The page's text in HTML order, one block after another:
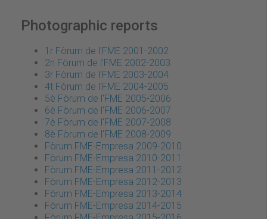
Photographic reports
1r Fòrum de l'FME 2001-2002
2n Fòrum de l'FME 2002-2003
3r Fòrum de l'FME 2003-2004
4t Fòrum de l'FME 2004-2005
5è Fòrum de l'FME 2005-2006
6è Fòrum de l'FME 2006-2007
7è Fòrum de l'FME 2007-2008
8è Fòrum de l'FME 2008-2009
Fòrum FME-Empresa 2009-2010
Fòrum FME-Empresa 2010-2011
Fòrum FME-Empresa 2011-2012
Fòrum FME-Empresa 2012-2013
Fòrum FME-Empresa 2013-2014
Fòrum FME-Empresa 2014-2015